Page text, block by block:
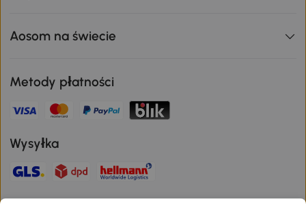
Aosom na świecie
Metody płatności
Wysyłka